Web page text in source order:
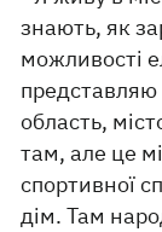
знають, як
можливості
представляю
область,
там, але це
спортивної
дім. Там